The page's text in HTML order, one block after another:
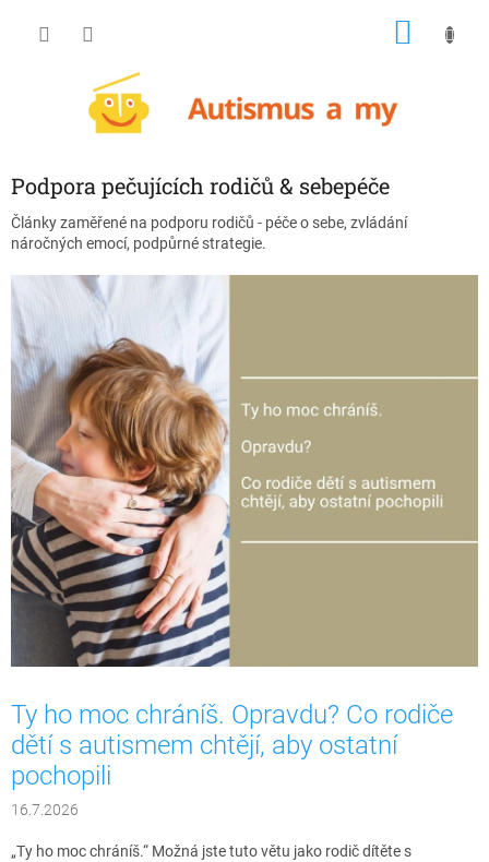
Podpora pečujících rodičů & sebepéče
Články zaměřené na podporu rodičů - péče o sebe, zvládání
náročných emocí, podpůrné strategie.
V
ý
p
i
s
č
l
á
n
k
ů
Ty ho moc chráníš. Opravdu? Co rodiče
dětí s autismem chtějí, aby ostatní
pochopili
16.7.2026
„Ty ho moc chráníš.“ Možná jste tuto větu jako rodič dítěte s